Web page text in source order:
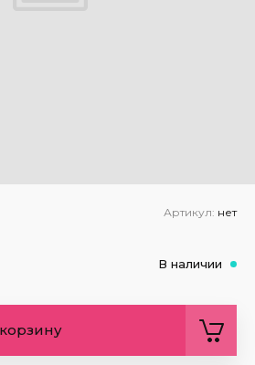
Артикул: нет
В наличии